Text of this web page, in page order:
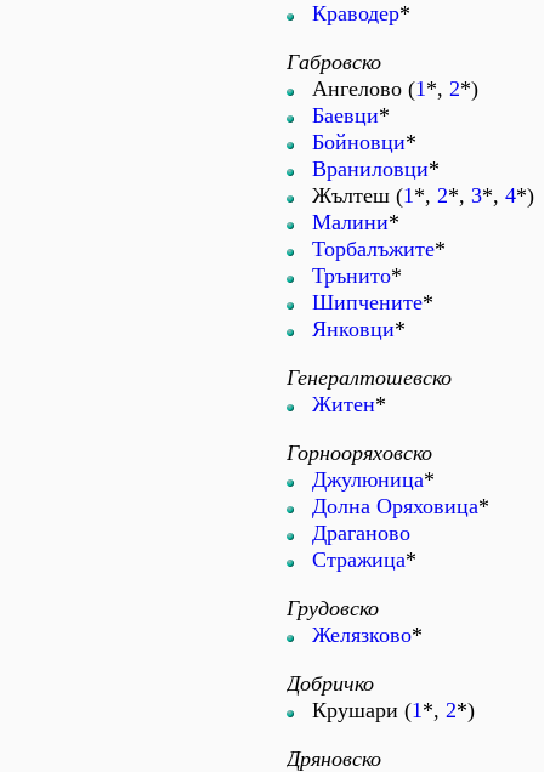
Краводер*
Габровско
Ангелово (1*, 2*)
Баевци*
Бойновци*
Враниловци*
Жълтеш (1*, 2*, 3*, 4*)
Малини*
Торбалъжите*
Трънито*
Шипчените*
Янковци*
Генералтошевско
Житен*
Горнооряховско
Джулюница*
Долна Оряховица*
Драганово
Стражица*
Грудовско
Желязково*
Добричко
Крушари (1*, 2*)
Дряновско